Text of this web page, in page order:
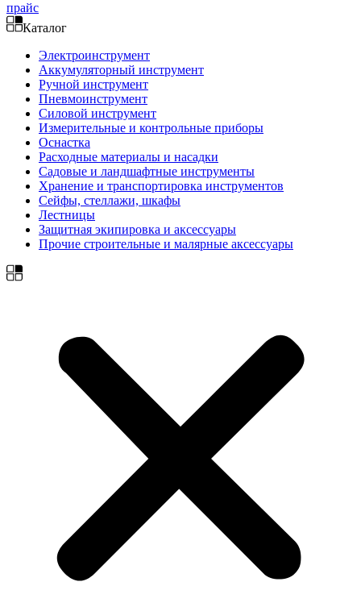
прайс
Каталог
Электроинструмент
Аккумуляторный инструмент
Ручной инструмент
Пневмоинструмент
Силовой инструмент
Измерительные и контрольные приборы
Оснастка
Расходные материалы и насадки
Садовые и ландшафтные инструменты
Хранение и транспортировка инструментов
Сейфы, стеллажи, шкафы
Лестницы
Защитная экипировка и аксессуары
Прочие строительные и малярные аксессуары